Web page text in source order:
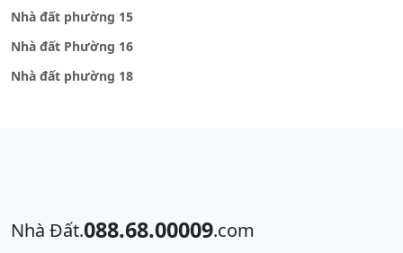
Nhà đất phường 15
Nhà đất Phường 16
Nhà đất phường 18
Nhà Đất.088.68.00009.com